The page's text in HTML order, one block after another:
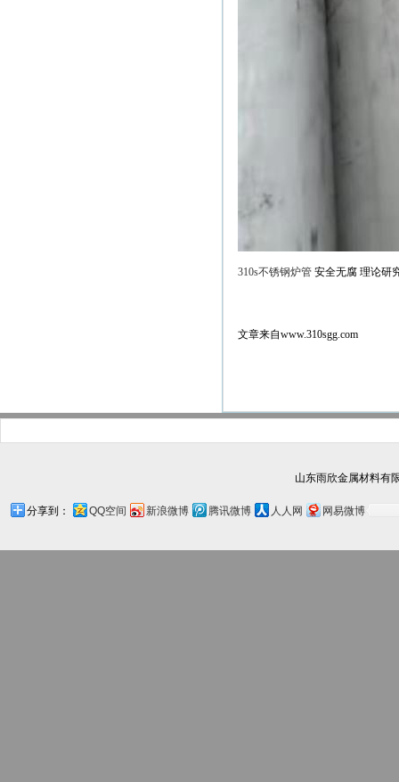
310s不锈钢炉管 安全无腐 理论研
文章来自www.310sgg.com
山东雨欣金属材料有
分享到： QQ空间 新浪微博 腾讯微博 人人网 网易微博